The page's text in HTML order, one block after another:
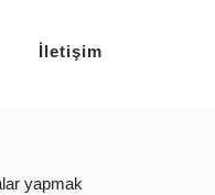
İletişim
yapmak